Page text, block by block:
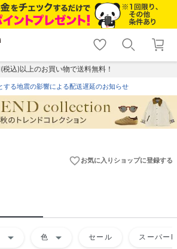
shopping_cart lock_outline
ログイン
込)以上のお買い物で送料無料！
する地震の影響による配送遅延のお知らせ
favorite_borderお気に入りショップに登録する
arrow_drop_down 色 arrow_drop_down セール スーパー